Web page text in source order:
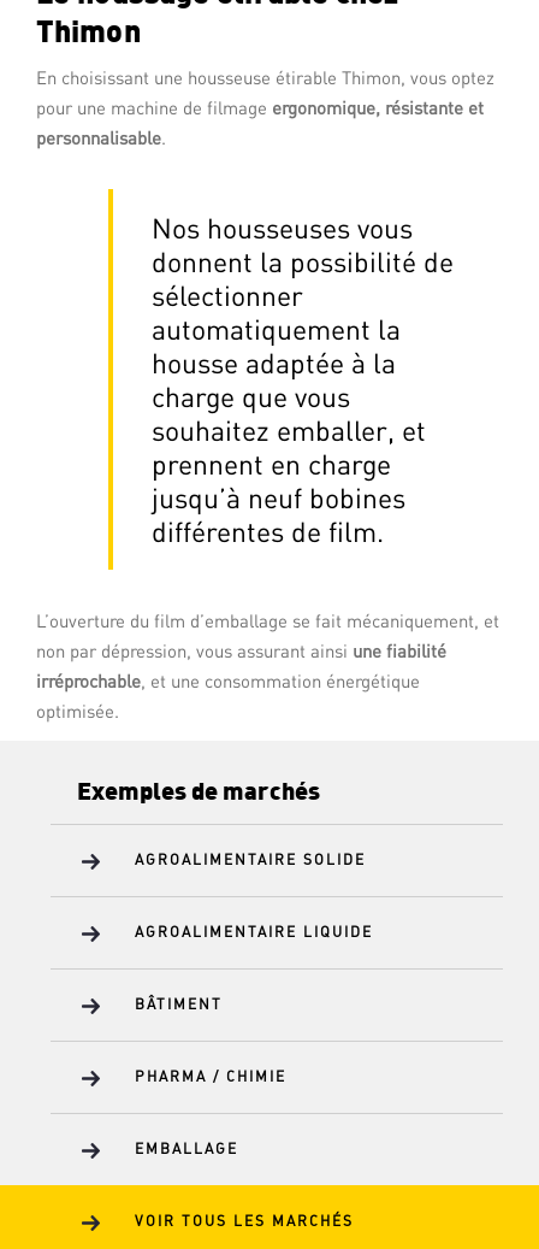
Thimon
En choisissant une housseuse étirable Thimon, vous optez
pour une machine de filmage ergonomique, résistante et
personnalisable.
Nos housseuses vous
donnent la possibilité de
sélectionner
automatiquement la
housse adaptée à la
charge que vous
souhaitez emballer, et
prennent en charge
jusqu’à neuf bobines
différentes de film.
L’ouverture du film d’emballage se fait mécaniquement, et
non par dépression, vous assurant ainsi une fiabilité
irréprochable, et une consommation énergétique
optimisée.
Exemples de marchés
AGROALIMENTAIRE SOLIDE
AGROALIMENTAIRE LIQUIDE
BÂTIMENT
PHARMA / CHIMIE
EMBALLAGE
VOIR TOUS LES MARCHÉS